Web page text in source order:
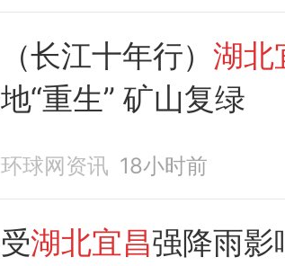
（长江十年行）湖北
地“重生” 矿山复绿
环球网资讯 18小时前
受湖北宜昌强降雨影